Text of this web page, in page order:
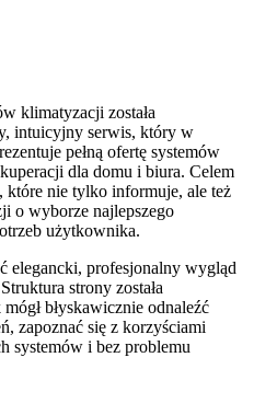
klimatyzacji została
intuicyjny serwis, który w
pełną ofertę systemów
dla domu i biura. Celem
które nie tylko informuje, ale też
o wyborze najlepszego
użytkownika.
elegancki, profesjonalny wygląd
strony została
błyskawicznie odnaleźć
zapoznać się z korzyściami
systemów i bez problemu